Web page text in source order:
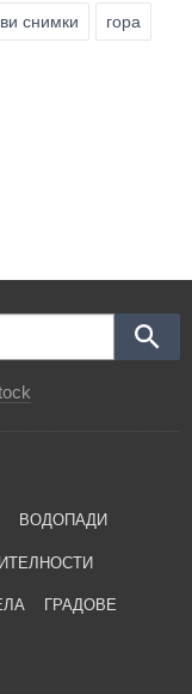
снимки гора
ВОДОПАДИ
ГРАДОВЕ